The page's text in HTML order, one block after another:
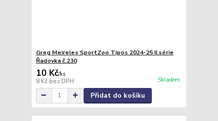
Greg Meireles SportZoo Tipos 2024-25 II.série
Řadovka č.230
10 Kč/ks
8 Kč bez DPH Skladem
Přidat do košíku